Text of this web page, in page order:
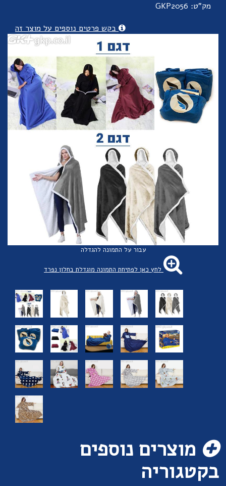
מק"ט: GKP2056
בקש פרטים נוספים על מוצר זה
עבור על התמונה להגדלה
לחץ כאן לפתיחת התמונה מוגדלת בחלון נפרד
מוצרים נוספים
בקטגוריה